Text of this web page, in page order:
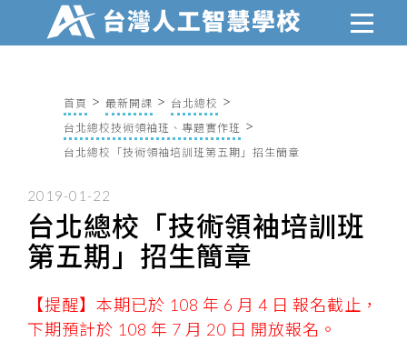
首頁 最新開課
台北總校
台北總校技術領袖班、專題實作班
台北總校「技術領袖培訓班第五期」招生簡章
2019-01-22
台北總校「技術領袖培訓班
第五期」招生簡章
【提醒】本期已於 108 年 6 月 4 日 報名截止，
下期預計於 108 年 7 月 20 日 開放報名。